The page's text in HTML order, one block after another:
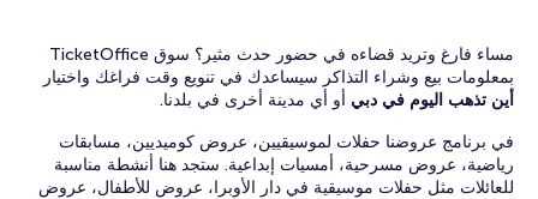
مساء فارغ وتريد قضاءه في حضور حدث مثير؟ سوق TicketOffice
بمعلومات بيع وشراء التذاكر سيساعدك في تنويع وقت فراغك واختيار
أين تذهب اليوم في دبي أو أي مدينة أخرى في بلدنا.
في برنامج عروضنا حفلات لموسيقيين، عروض كوميديين، مسابقات
رياضية، عروض مسرحية، أمسيات إبداعية. ستجد هنا أنشطة مناسبة
للعائلات مثل حفلات موسيقية في دار الأوبرا، عروض للأطفال، عروض